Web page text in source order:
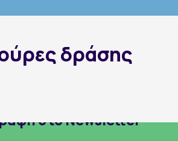
δράσης
στο Newsletter